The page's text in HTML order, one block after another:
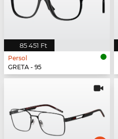
85 451 Ft
Persol
GRETA - 95